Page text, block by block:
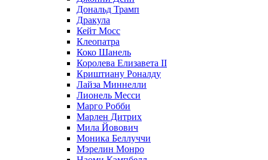
Дональд Трамп
Дракула
Кейт Мосс
Клеопатра
Коко Шанель
Королева Елизавета II
Криштиану Роналду
Лайза Миннелли
Лионель Месси
Марго Робби
Марлен Дитрих
Мила Йовович
Моника Беллуччи
Мэрелин Монро